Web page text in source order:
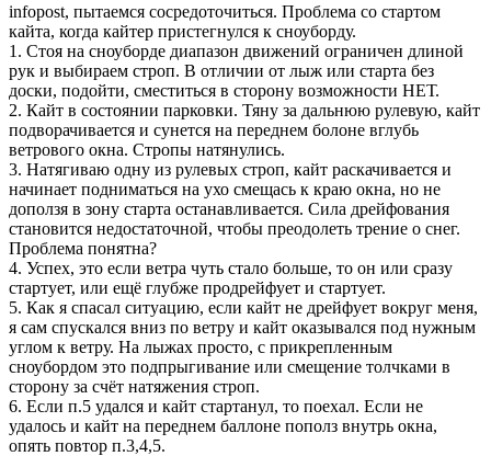
infopost, пытаемся сосредоточиться. Проблема со стартом
кайта, когда кайтер пристегнулся к сноуборду.
1. Стоя на сноуборде диапазон движений ограничен длиной
рук и выбираем строп. В отличии от лыж или старта без
доски, подойти, сместиться в сторону возможности НЕТ.
2. Кайт в состоянии парковки. Тяну за дальнюю рулевую, кайт
подворачивается и сунется на переднем болоне вглубь
ветрового окна. Стропы натянулись.
3. Натягиваю одну из рулевых строп, кайт раскачивается и
начинает подниматься на ухо смещась к краю окна, но не
доползя в зону старта останавливается. Сила дрейфования
становится недостаточной, чтобы преодолеть трение о снег.
Проблема понятна?
4. Успех, это если ветра чуть стало больше, то он или сразу
стартует, или ещё глубже продрейфует и стартует.
5. Как я спасал ситуацию, если кайт не дрейфует вокруг меня,
я сам спускался вниз по ветру и кайт оказывался под нужным
углом к ветру. На лыжах просто, с прикрепленным
сноубордом это подпрыгивание или смещение толчками в
сторону за счёт натяжения строп.
6. Если п.5 удался и кайт стартанул, то поехал. Если не
удалось и кайт на переднем баллоне пополз внутрь окна,
опять повтор п.3,4,5.